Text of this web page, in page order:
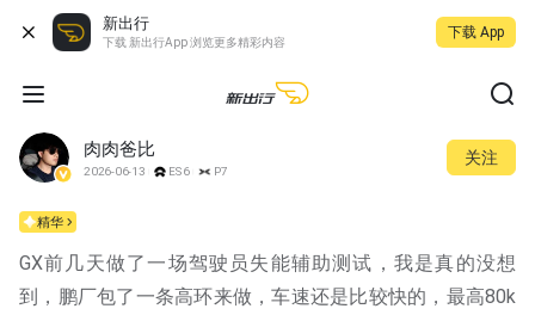
新出行
下载 新出行App 浏览更多精彩内容
下载 App
肉肉爸比
2026-06-13 ES6 P7
关注
精华
GX前几天做了一场驾驶员失能辅助测试，我是真的没想
到，鹏厂包了一条高环来做，车速还是比较快的，最高80k